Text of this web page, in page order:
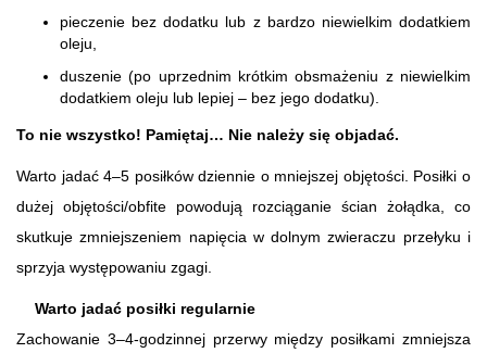
pieczenie bez dodatku lub z bardzo niewielkim dodatkiem
oleju,
duszenie (po uprzednim krótkim obsmażeniu z niewielkim
dodatkiem oleju lub lepiej – bez jego dodatku).
To nie wszystko! Pamiętaj… Nie należy się objadać.
Warto jadać 4–5 posiłków dziennie o mniejszej objętości. Posiłki o
dużej objętości/obfite powodują rozciąganie ścian żołądka, co
skutkuje zmniejszeniem napięcia w dolnym zwieraczu przełyku i
sprzyja występowaniu zgagi.
Warto jadać posiłki regularnie
Zachowanie 3–4-godzinnej przerwy między posiłkami zmniejsza